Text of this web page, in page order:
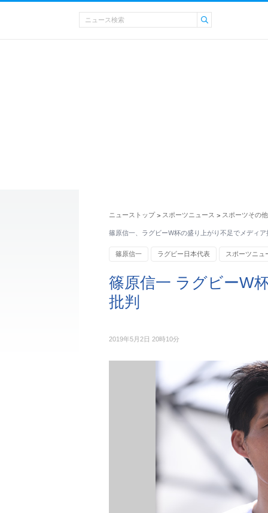
ニューストップ > スポーツニュース > スポーツその
篠原信一、ラグビーW杯の盛り上がり不足でメディ
篠原信一 ラグビー日本代表 スポーツニュ
篠原信一 ラグビーW
批判
2019年5月2日 20時10分